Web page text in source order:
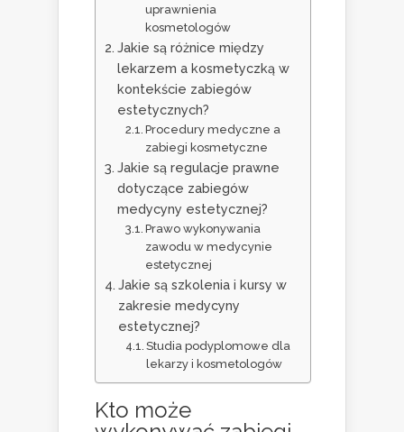
uprawnienia
kosmetologów
Jakie są różnice między
lekarzem a kosmetyczką w
kontekście zabiegów
estetycznych?
Procedury medyczne a
zabiegi kosmetyczne
Jakie są regulacje prawne
dotyczące zabiegów
medycyny estetycznej?
Prawo wykonywania
zawodu w medycynie
estetycznej
Jakie są szkolenia i kursy w
zakresie medycyny
estetycznej?
Studia podyplomowe dla
lekarzy i kosmetologów
Kto może